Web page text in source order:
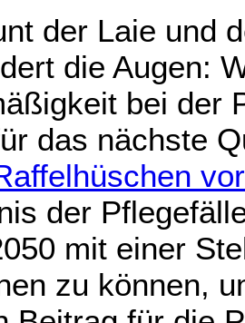
der Laie und
die Augen:
bei der
das nächste
der
mit einer
zu können,